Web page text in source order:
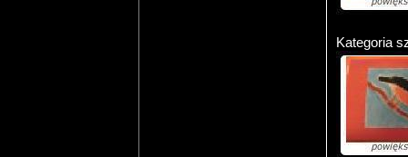
Kategoria